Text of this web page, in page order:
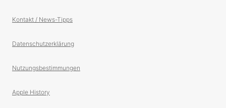
Kontakt / News-Tipps
Datenschutzerklärung
Nutzungsbestimmungen
Apple History